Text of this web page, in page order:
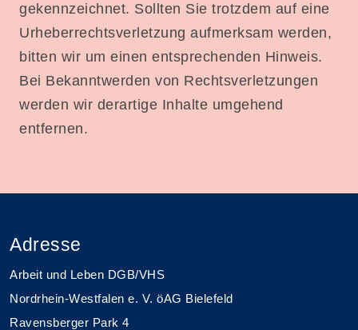
gekennzeichnet. Sollten Sie trotzdem auf eine
Urheberrechtsverletzung aufmerksam werden,
bitten wir um einen entsprechenden Hinweis.
Bei Bekanntwerden von Rechtsverletzungen
werden wir derartige Inhalte umgehend
entfernen.
Adresse
Arbeit und Leben DGB/VHS
Nordrhein-Westfalen e. V. öAG Bielefeld
Ravensberger Park 4